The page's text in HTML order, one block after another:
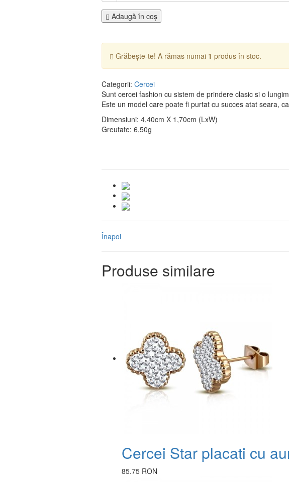
Adaugă în coş
Grăbește-te! A rămas numai 1 produs în stoc.
Categorii: Cercei
Sunt cercei fashion cu sistem de prindere clasic si o
Este un model care poate fi purtat cu succes atat seara,
Dimensiuni: 4,40cm X 1,70cm (LxW)
Greutate: 6,50g
Înapoi
Produse similare
Cercei Star placati cu
85.75 RON